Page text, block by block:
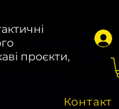
проєкти,
Контакт